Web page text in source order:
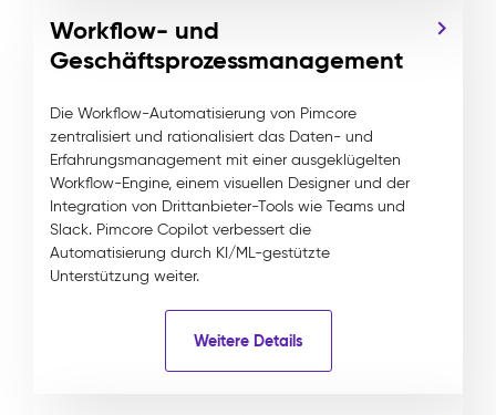
Workflow- und
Geschäftsprozessmanagement
Die Workflow-Automatisierung von Pimcore
zentralisiert und rationalisiert das Daten- und
Erfahrungsmanagement mit einer ausgeklügelten
Workflow-Engine, einem visuellen Designer und der
Integration von Drittanbieter-Tools wie Teams und
Slack. Pimcore Copilot verbessert die
Automatisierung durch KI/ML-gestützte
Unterstützung weiter.
Weitere Details